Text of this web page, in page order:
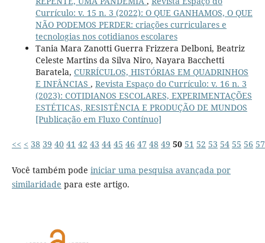
Currículo: v. 15 n. 3 (2022): O QUE GANHAMOS, O QUE
NÃO PODEMOS PERDER: criações curriculares e
tecnologias nos cotidianos escolares
Tania Mara Zanotti Guerra Frizzera Delboni, Beatriz
Celeste Martins da Silva Niro, Nayara Bacchetti
Baratela, CURRÍCULOS, HISTÓRIAS EM QUADRINHOS
E INFÂNCIAS , Revista Espaço do Currículo: v. 16 n. 3
(2023): COTIDIANOS ESCOLARES, EXPERIMENTAÇÕES
ESTÉTICAS, RESISTÊNCIA E PRODUÇÃO DE MUNDOS
[Publicação em Fluxo Contínuo]
<< < 38 39 40 41 42 43 44 45 46 47 48 49 50 51 52 53 54 55 56 57
Você também pode iniciar uma pesquisa avançada por
similaridade para este artigo.